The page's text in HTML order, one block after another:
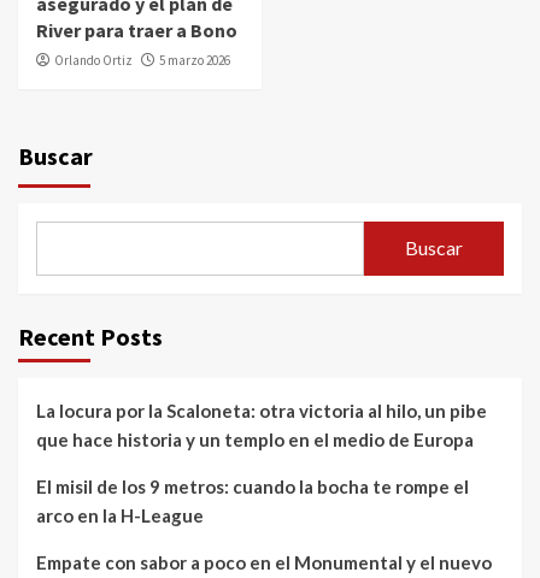
River para traer a Bono
Orlando Ortiz 5 marzo 2026
Buscar
Buscar
Recent Posts
La locura por la Scaloneta: otra victoria al hilo, un pibe
que hace historia y un templo en el medio de Europa
El misil de los 9 metros: cuando la bocha te rompe el
arco en la H-League
Empate con sabor a poco en el Monumental y el nuevo